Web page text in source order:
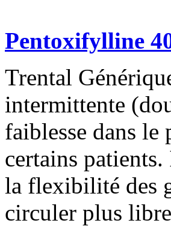
Pentoxifylline
Trental
intermittente
faiblesse dans le
certains
la flexibilité des
circuler plus